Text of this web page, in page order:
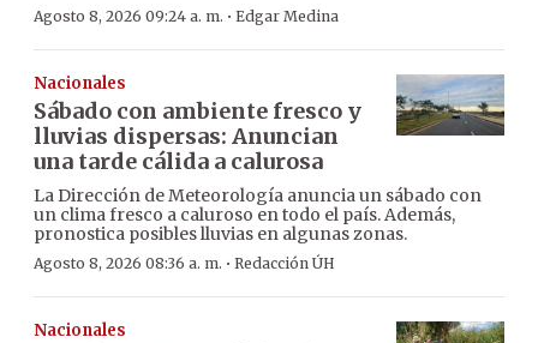
Agosto 8, 2026 09:24 a. m. · Edgar Medina
Nacionales
Sábado con ambiente fresco y
lluvias dispersas: Anuncian
una tarde cálida a calurosa
La Dirección de Meteorología anuncia un sábado con
un clima fresco a caluroso en todo el país. Además,
pronostica posibles lluvias en algunas zonas.
Agosto 8, 2026 08:36 a. m. · Redacción ÚH
Nacionales